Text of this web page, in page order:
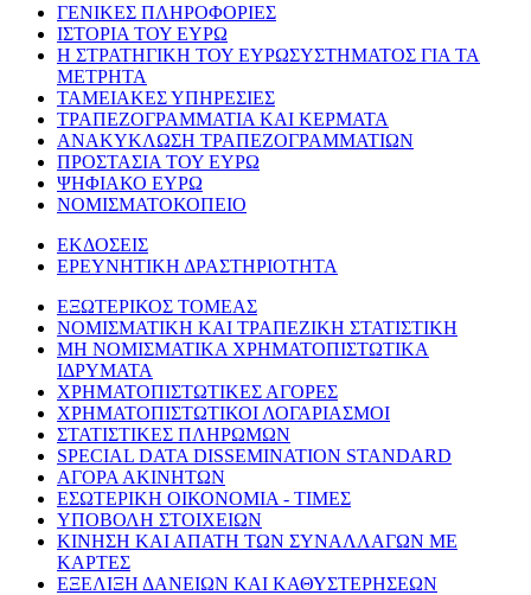
ΓΕΝΙΚΕΣ ΠΛΗΡΟΦΟΡΙΕΣ
ΙΣΤΟΡΙΑ ΤΟΥ ΕΥΡΩ
Η ΣΤΡΑΤΗΓΙΚΗ ΤΟΥ ΕΥΡΩΣΥΣΤΗΜΑΤΟΣ ΓΙΑ ΤΑ
ΜΕΤΡΗΤΑ
ΤΑΜΕΙΑΚΕΣ ΥΠΗΡΕΣΙΕΣ
ΤΡΑΠΕΖΟΓΡΑΜΜΑΤΙΑ ΚΑΙ ΚΕΡΜΑΤΑ
ΑΝΑΚΥΚΛΩΣΗ ΤΡΑΠΕΖΟΓΡΑΜΜΑΤΙΩΝ
ΠΡΟΣΤΑΣΙΑ ΤΟΥ ΕΥΡΩ
ΨΗΦΙΑΚΟ ΕΥΡΩ
ΝΟΜΙΣΜΑΤΟΚΟΠΕΙΟ
ΕΚΔΟΣΕΙΣ
ΕΡΕΥΝΗΤΙΚΗ ΔΡΑΣΤΗΡΙΟΤΗΤΑ
ΕΞΩΤΕΡΙΚΟΣ ΤΟΜΕΑΣ
ΝΟΜΙΣΜΑΤΙΚΗ ΚΑΙ ΤΡΑΠΕΖΙΚΗ ΣΤΑΤΙΣΤΙΚΗ
ΜΗ ΝΟΜΙΣΜΑΤΙΚΑ ΧΡΗΜΑΤΟΠΙΣΤΩΤΙΚΑ
ΙΔΡΥΜΑΤΑ
ΧΡΗΜΑΤΟΠΙΣΤΩΤΙΚΕΣ ΑΓΟΡΕΣ
ΧΡΗΜΑΤΟΠΙΣΤΩΤΙΚΟΙ ΛΟΓΑΡΙΑΣΜΟΙ
ΣΤΑΤΙΣΤΙΚΕΣ ΠΛΗΡΩΜΩΝ
SPECIAL DATA DISSEMINATION STANDARD
ΑΓΟΡΑ ΑΚΙΝΗΤΩΝ
ΕΣΩΤΕΡΙΚΗ ΟΙΚΟΝΟΜΙΑ - ΤΙΜΕΣ
ΥΠΟΒΟΛΗ ΣΤΟΙΧΕΙΩΝ
ΚΙΝΗΣΗ ΚΑΙ ΑΠΑΤΗ ΤΩΝ ΣΥΝΑΛΛΑΓΩΝ ΜΕ
ΚΑΡΤΕΣ
ΕΞΕΛΙΞΗ ΔΑΝΕΙΩΝ ΚΑΙ ΚΑΘΥΣΤΕΡΗΣΕΩΝ